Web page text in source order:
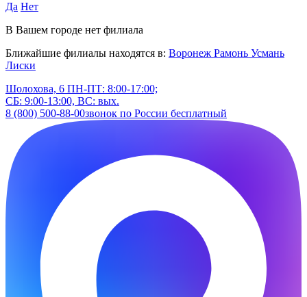
Да Нет
В Вашем городе нет филиала
Ближайшие филиалы находятся в: Воронеж Рамонь Усмань
Лиски
Шолохова, 6 ПН-ПТ: 8:00-17:00;
СБ: 9:00-13:00, ВС: вых.
8 (800) 500-88-00звонок по России бесплатный